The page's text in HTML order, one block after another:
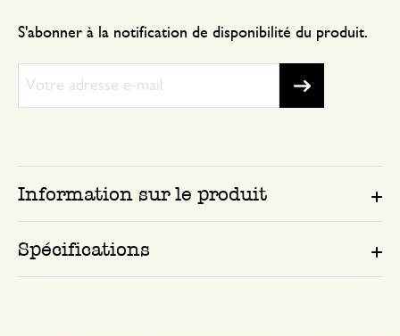
S'abonner à la notification de disponibilité du produit.
Information sur le produit
Spécifications